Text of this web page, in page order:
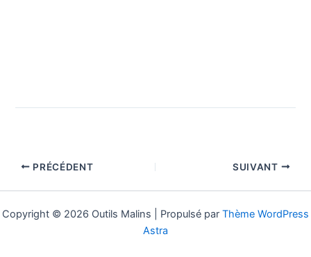
PRÉCÉDENT SUIVANT
Copyright © 2026 Outils Malins | Propulsé par Thème WordPress
Astra